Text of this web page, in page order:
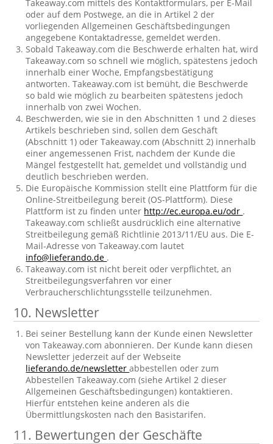
Takeaway.com mittels des Kontaktformulars, per E-Mail
oder auf dem Postwege, an die in Artikel 2 der
vorliegenden Allgemeinen Geschäftsbedingungen
angegebene Kontaktadresse, gemeldet werden.
Sobald Takeaway.com die Beschwerde erhalten hat, wird
Takeaway.com so schnell wie möglich, spätestens jedoch
innerhalb einer Woche, Empfangsbestätigung
antworten. Takeaway.com ist bemüht, die Beschwerde
so bald wie möglich zu bearbeiten spätestens jedoch
innerhalb von zwei Wochen.
Beschwerden, wie sie in den Abschnitten 1 und 2 dieses
Artikels beschrieben sind, sollen dem Geschäft
(Abschnitt 1) oder Takeaway.com (Abschnitt 2) innerhalb
einer angemessenen Frist, nachdem der Kunde die
Mängel festgestellt hat, gemeldet und vollständig und
deutlich beschrieben werden.
Die Europäische Kommission stellt eine Plattform für die
Online-Streitbeilegung bereit (OS-Plattform). Diese
Plattform ist zu finden unter http://ec.europa.eu/odr .
Takeaway.com schließt ausdrücklich eine alternative
Streitbeilegung gemäß Richtlinie 2013/11/EU aus. Die E-
Mail-Adresse von Takeaway.com lautet
info@lieferando.de .
Takeaway.com ist nicht bereit oder verpflichtet, an
Streitbeilegungsverfahren vor einer
Verbraucherschlichtungsstelle teilzunehmen.
10. Newsletter
Bei seiner Bestellung kann der Kunde einen Newsletter
von Takeaway.com abonnieren. Der Kunde kann diesen
Newsletter jederzeit auf der Webseite
lieferando.de/newsletterabbestellen oder zum
Abbestellen Takeaway.com (siehe Artikel 2 dieser
Allgemeinen Geschäftsbedingungen) kontaktieren.
Hierfür entstehen keine anderen als die
Übermittlungskosten nach den Basistarifen.
11. Bewertungen der Geschäfte